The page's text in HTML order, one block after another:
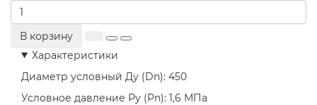
В корзину
Характеристики
Диаметр условный Ду (Dn): 450
Условное давление Ру (Pn): 1,6 МПа